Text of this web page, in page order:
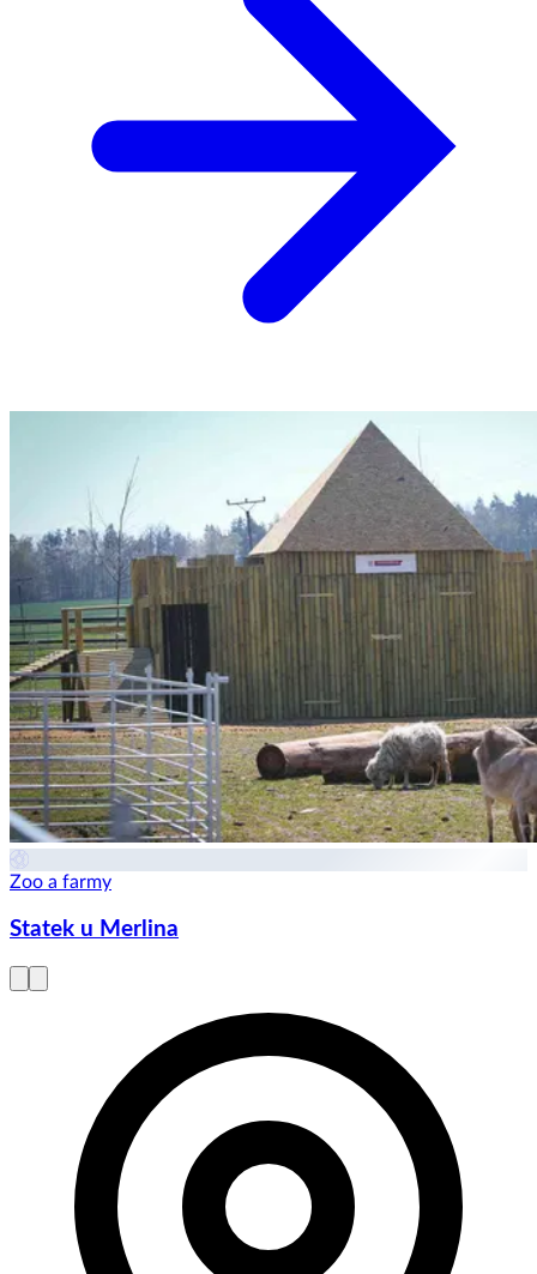
Zoo a farmy
Statek u Merlina